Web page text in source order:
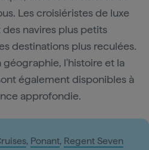
Les croisiéristes de luxe
navires plus petits
destinations plus reculées.
géographie, l'histoire et la
également disponibles à
approfondie.
, Ponant, Regent Seven